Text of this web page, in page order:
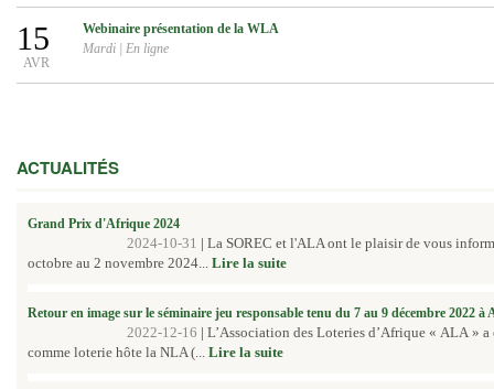
15
AVR
Webinaire présentation de la WLA
Mardi
En ligne
ACTUALITÉS
Grand Prix d'Afrique 2024
2024-10-31 | La SOREC et l'ALA ont le plaisir de vous
octobre au 2 novembre 2024... Lire la suite
Retour en image sur le séminaire jeu responsable tenu du 7 au 9 décembre 2022 à
2022-12-16 | L’Association des Loteries d’Afrique « ALA »
comme loterie hôte la NLA (... Lire la suite